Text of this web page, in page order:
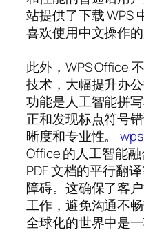
站提供了下载 WPS
喜欢使用中文操作的
此外，WPS Office
技术，大幅提升办
功能是人工智能拼
正和发现标点符号
晰度和专业性。
Office 的人工智能
PDF 文档的平行翻
障碍。这确保了客
工作，避免沟通不
全球化的世界中是